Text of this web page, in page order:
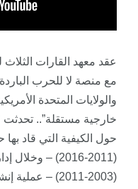
مع منصة لا للحرب الباردة
والولايات المتحدة
خارجية مستقلة”.. تحدثت
حول الكيفية التي قاد بها
(2011-2016) –
(2003-2011) –